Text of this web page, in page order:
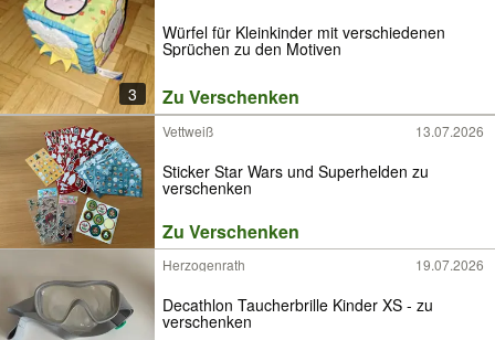
3
Würfel für Kleinkinder mit verschiedenen
Sprüchen zu den Motiven
Zu Verschenken
Vettweiß 13.07.2026
Sticker Star Wars und Superhelden zu
verschenken
Zu Verschenken
Herzogenrath 19.07.2026
Decathlon Taucherbrille Kinder XS - zu
verschenken